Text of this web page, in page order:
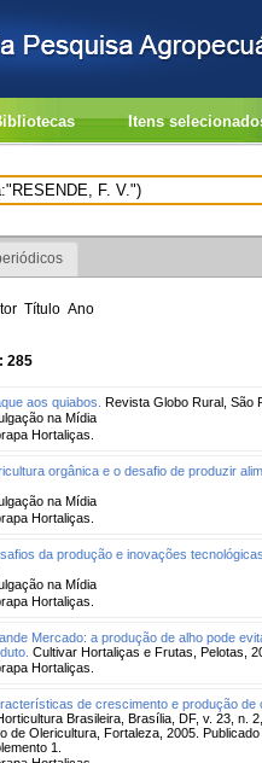
Itens
Título Ano
285
aos quiabos. Revista Globo Rural, São
na Mídia
Hortaliças.
orgânica e o desafio de produzir
na Mídia
Hortaliças.
da produção e inovações
na Mídia
Hortaliças.
Mercado: a produção de alho pode
Cultivar Hortaliças e Frutas, Pelotas,
Hortaliças.
de crescimento e produção de
Brasileira, Brasília, DF, v. 23, n.
de Olericultura, Fortaleza, 2005.
1.